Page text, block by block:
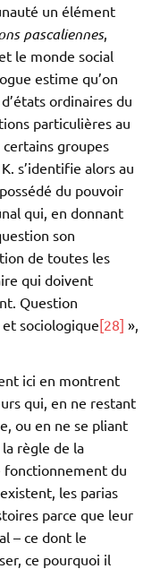
un élément
pascaliennes,
le monde social
estime qu’on
ordinaires du
particulières au
groupes
s’identifie alors au
du pouvoir
qui, en donnant
son
de toutes les
qui doivent
Question
sociologique[28] »,
ici en montrent
qui, en ne restant
ou en ne se pliant
règle de la
fonctionnement du
les parias
parce que leur
– ce dont le
ce pourquoi il